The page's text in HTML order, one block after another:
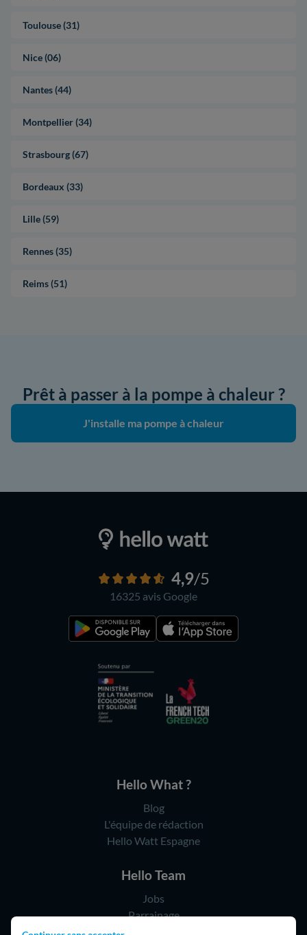
Toulouse (31)
Nice (06)
Nantes (44)
Montpellier (34)
Strasbourg (67)
Bordeaux (33)
Lille (59)
Rennes (35)
Reims (51)
Prêt à passer à la pompe à chaleur ?
J'installe ma pompe à chaleur
4,9/5
16325 avis Google
Hello What ?
Blog
L'équipe de rédaction
Hello Watt Espagne
Hello Team
Jobs
Parrainage
Rejoindre notre réseau d'artisans